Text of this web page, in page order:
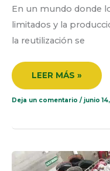
En un mundo donde
limitados y la
la reutilización se
LEER MÁS »
Deja un comentario / junio
GESTIÓN
INTEGRAL